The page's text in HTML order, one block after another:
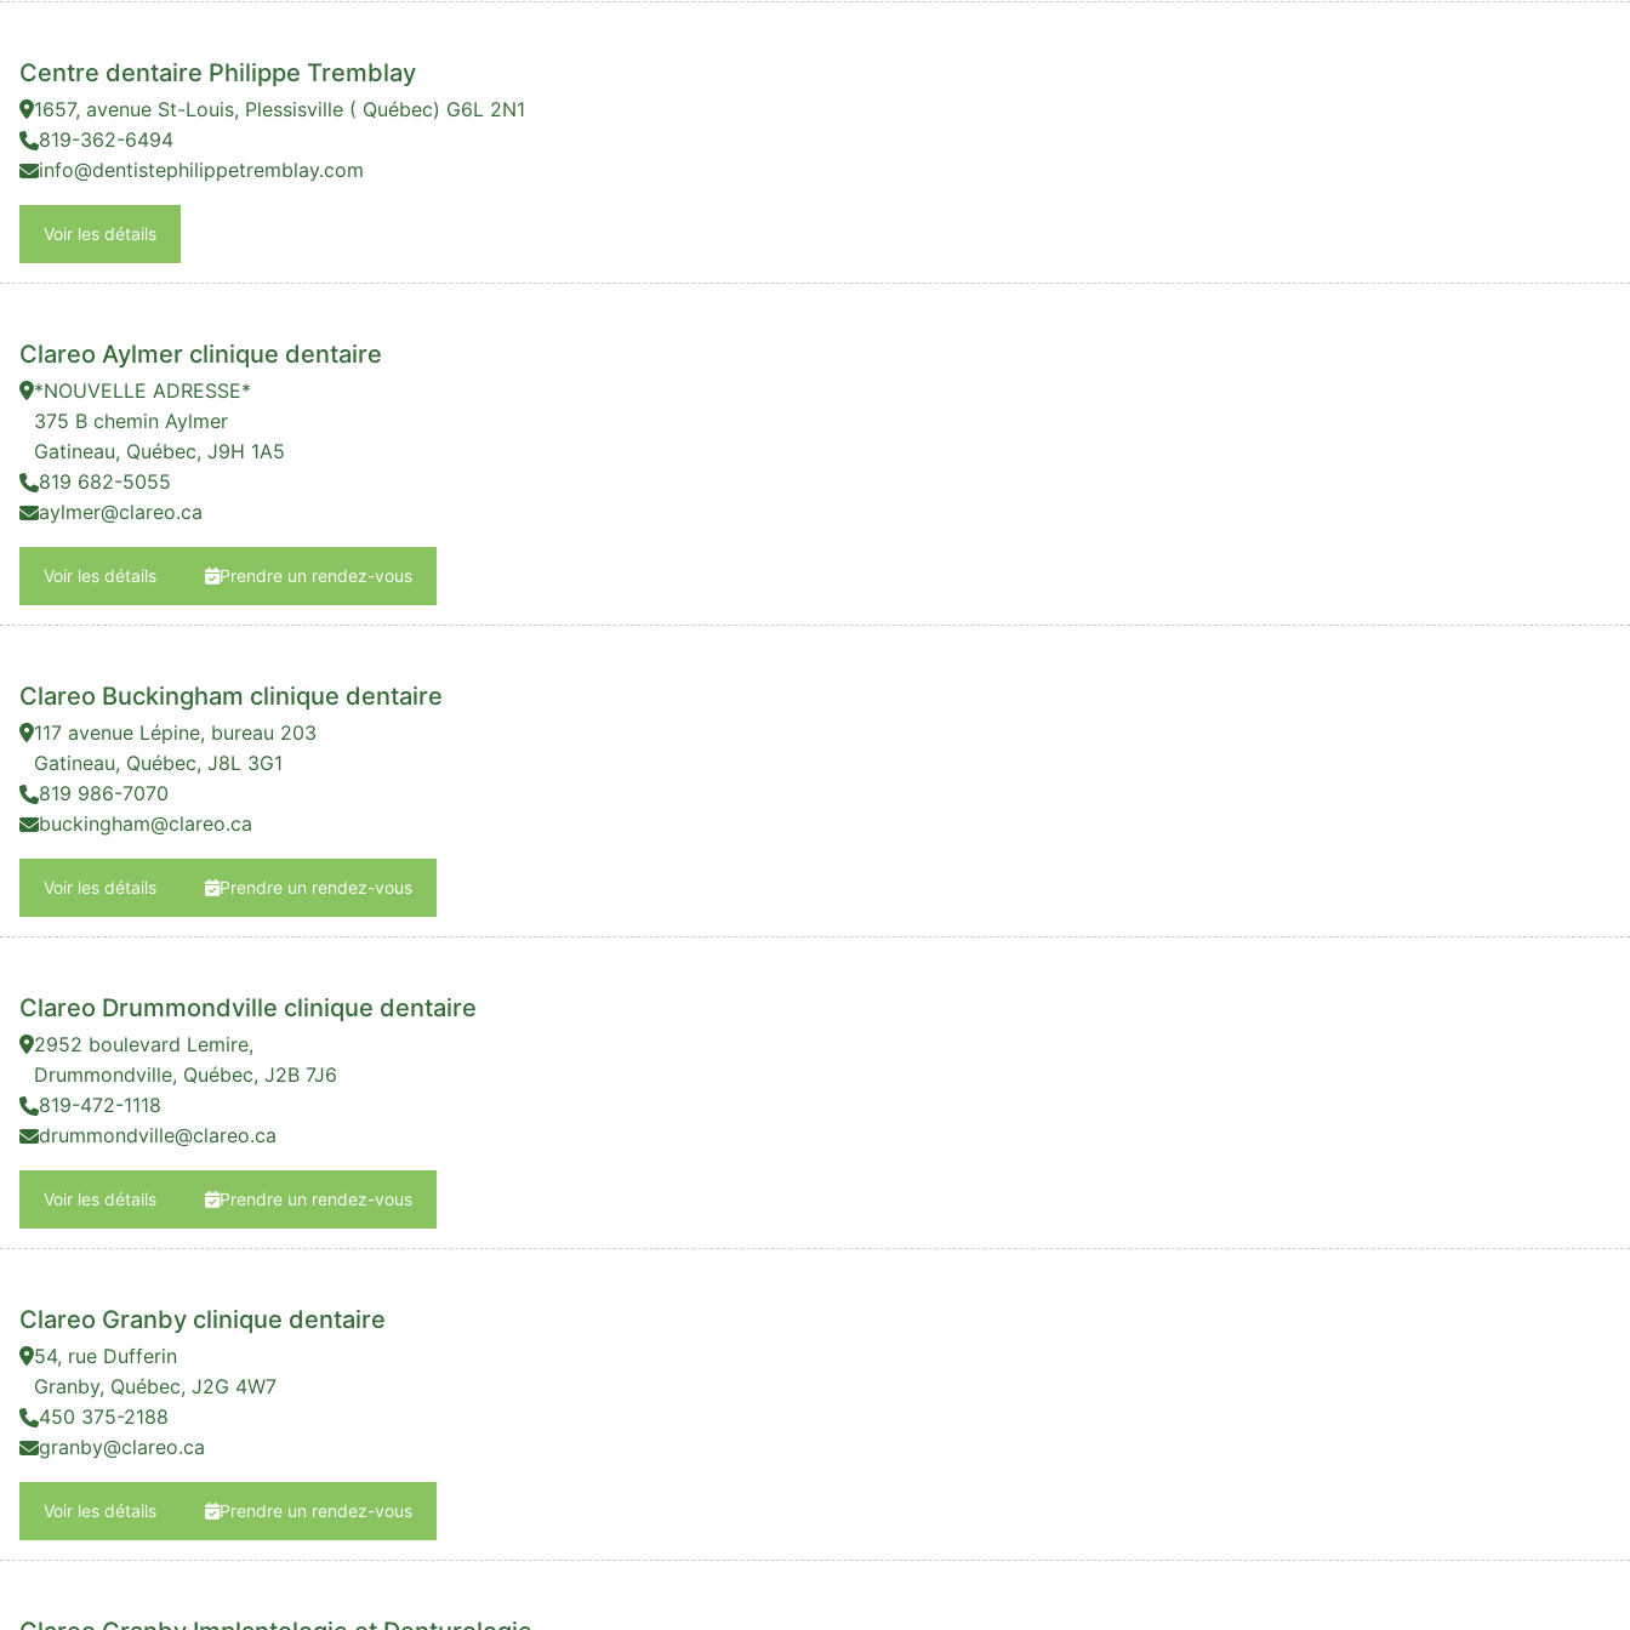
Centre dentaire Philippe Tremblay
1657, avenue St-Louis, Plessisville ( Québec) G6L 2N1
819-362-6494
info@dentistephilippetremblay.com
Voir les détails
Clareo Aylmer clinique dentaire
*NOUVELLE ADRESSE*
375 B chemin Aylmer
Gatineau, Québec, J9H 1A5
819 682-5055
aylmer@clareo.ca
Voir les détails Prendre un rendez-vous
Clareo Buckingham clinique dentaire
117 avenue Lépine, bureau 203
Gatineau, Québec, J8L 3G1
819 986-7070
buckingham@clareo.ca
Voir les détails Prendre un rendez-vous
Clareo Drummondville clinique dentaire
2952 boulevard Lemire,
Drummondville, Québec, J2B 7J6
819-472-1118
drummondville@clareo.ca
Voir les détails Prendre un rendez-vous
Clareo Granby clinique dentaire
54, rue Dufferin
Granby, Québec, J2G 4W7
450 375-2188
granby@clareo.ca
Voir les détails Prendre un rendez-vous